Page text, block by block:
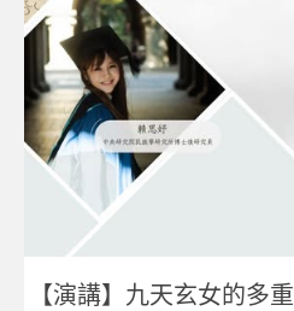
【演講】九天玄女的多